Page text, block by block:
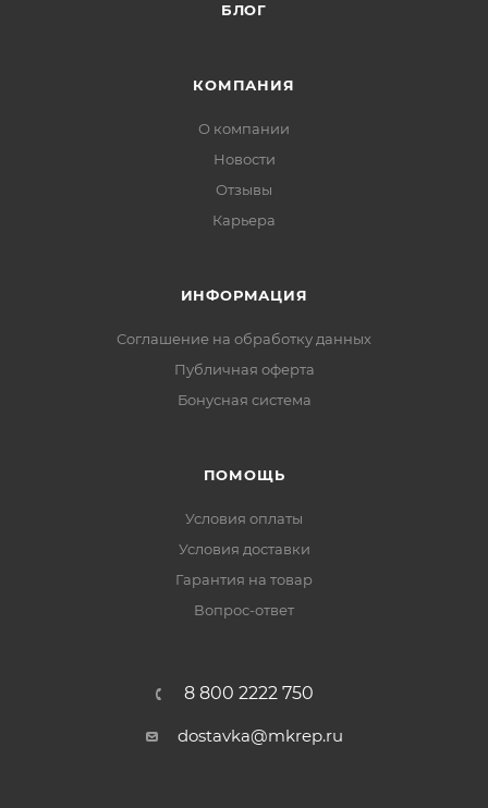
БЛОГ
КОМПАНИЯ
О компании
Новости
Отзывы
Карьера
ИНФОРМАЦИЯ
Соглашение на обработку данных
Публичная оферта
Бонусная система
ПОМОЩЬ
Условия оплаты
Условия доставки
Гарантия на товар
Вопрос-ответ
8 800 2222 750
dostavka@mkrep.ru